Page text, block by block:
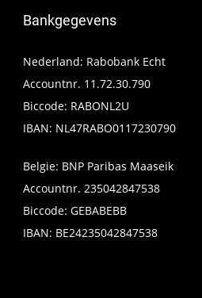
Bankgegevens
Nederland: Rabobank Echt
Accountnr. 11.72.30.790
Biccode: RABONL2U
IBAN: NL47RABO0117230790
Belgie: BNP Paribas Maaseik
Accountnr. 235042847538
Biccode: GEBABEBB
IBAN: BE24235042847538